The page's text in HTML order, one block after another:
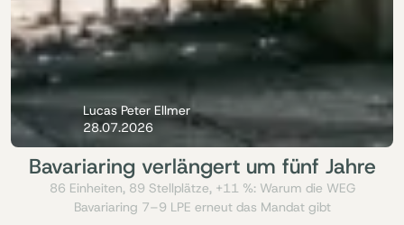
Lucas Peter Ellmer
28.07.2026
Bavariaring verlängert um fünf Jahre
86 Einheiten, 89 Stellplätze, +11 %: Warum die WEG
Bavariaring 7–9 LPE erneut das Mandat gibt